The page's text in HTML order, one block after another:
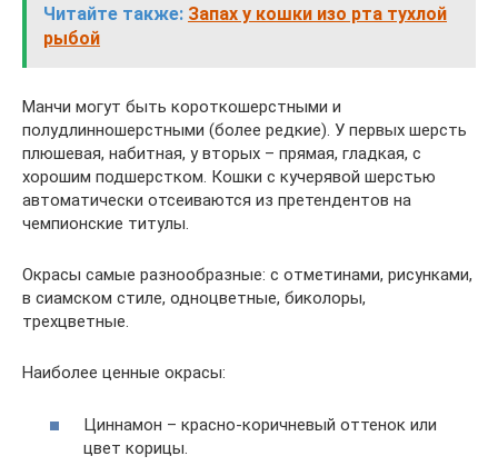
Читайте также: Запах у кошки изо рта тухлой
рыбой
Манчи могут быть короткошерстными и
полудлинношерстными (более редкие). У первых шерсть
плюшевая, набитная, у вторых – прямая, гладкая, с
хорошим подшерстком. Кошки с кучерявой шерстью
автоматически отсеиваются из претендентов на
чемпионские титулы.
Окрасы самые разнообразные: с отметинами, рисунками,
в сиамском стиле, одноцветные, биколоры,
трехцветные.
Наиболее ценные окрасы:
Циннамон – красно-коричневый оттенок или
цвет корицы.